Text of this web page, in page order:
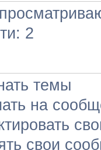
2
темы
на
свои